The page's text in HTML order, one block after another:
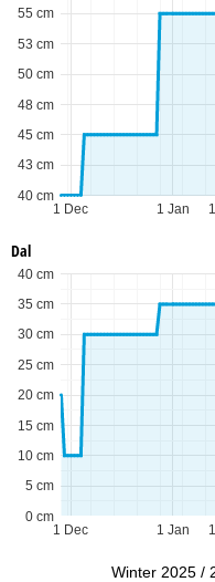
1 Dec 1 Jan
40 cm
43 cm
45 cm
48 cm
50 cm
53 cm
55 cm
Dal
1 Dec 1 Jan
0 cm
5 cm
10 cm
15 cm
20 cm
25 cm
30 cm
35 cm
40 cm
Winter 2025 /